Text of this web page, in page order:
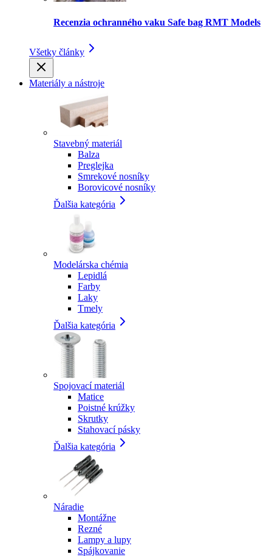
Recenzia ochranného vaku Safe bag RMT Models
Všetky články
Materiály a nástroje
Stavebný materiál
Balza
Preglejka
Smrekové nosníky
Borovicové nosníky
Ďalšia kategória
Modelárska chémia
Lepidlá
Farby
Laky
Tmely
Ďalšia kategória
Spojovací materiál
Matice
Poistné krúžky
Skrutky
Stahovací pásky
Ďalšia kategória
Náradie
Montážne
Rezné
Lampy a lupy
Spájkovanie